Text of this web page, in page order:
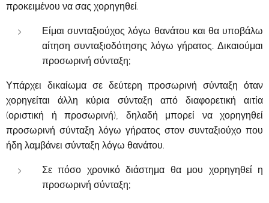
προκειμένου να σας χορηγηθεί.
Είμαι συνταξιούχος λόγω θανάτου και θα υποβάλω
αίτηση συνταξιοδότησης λόγω γήρατος. Δικαιούμαι
προσωρινή σύνταξη;
Υπάρχει δικαίωμα σε δεύτερη προσωρινή σύνταξη όταν
χορηγείται άλλη κύρια σύνταξη από διαφορετική αιτία
(οριστική ή προσωρινή), δηλαδή μπορεί να χορηγηθεί
προσωρινή σύνταξη λόγω γήρατος στον συνταξιούχο που
ήδη λαμβάνει σύνταξη λόγω θανάτου.
Σε πόσο χρονικό διάστημα θα μου χορηγηθεί η
προσωρινή σύνταξη;